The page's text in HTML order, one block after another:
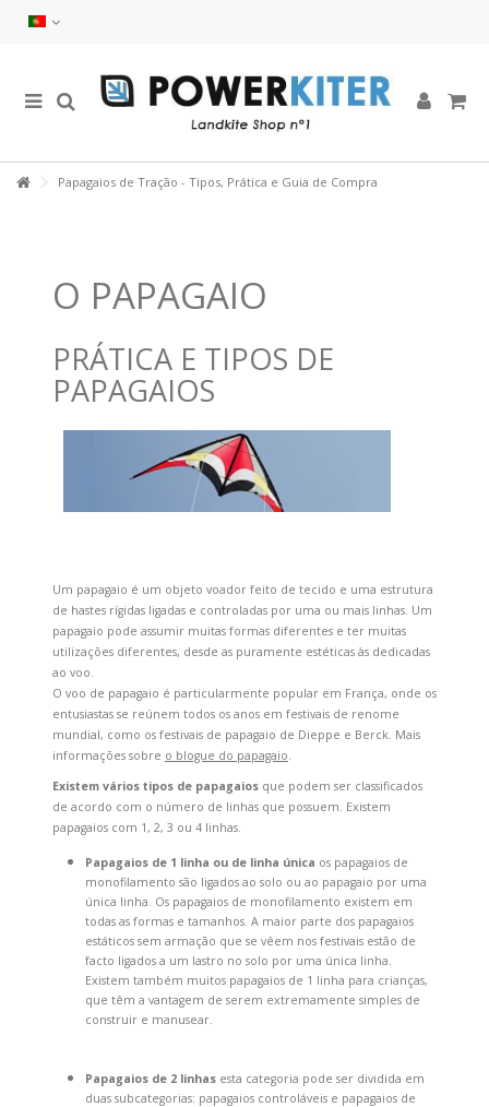
Papagaios de Tração - Tipos, Prática e Guia de Compra
O PAPAGAIO
PRÁTICA E TIPOS DE
PAPAGAIOS
Um papagaio é um objeto voador feito de tecido e uma estrutura
de hastes rígidas ligadas e controladas por uma ou mais linhas. Um
papagaio pode assumir muitas formas diferentes e ter muitas
utilizações diferentes, desde as puramente estéticas às dedicadas
ao voo.
O voo de papagaio é particularmente popular em França, onde os
entusiastas se reúnem todos os anos em festivais de renome
mundial, como os festivais de papagaio de Dieppe e Berck. Mais
informações sobre o blogue do papagaio.
Existem vários tipos de papagaios que podem ser classificados
de acordo com o número de linhas que possuem. Existem
papagaios com 1, 2, 3 ou 4 linhas.
Papagaios de 1 linha ou de linha única os papagaios de
monofilamento são ligados ao solo ou ao papagaio por uma
única linha. Os papagaios de monofilamento existem em
todas as formas e tamanhos. A maior parte dos papagaios
estáticos sem armação que se vêem nos festivais estão de
facto ligados a um lastro no solo por uma única linha.
Existem também muitos papagaios de 1 linha para crianças,
que têm a vantagem de serem extremamente simples de
construir e manusear.
Papagaios de 2 linhas esta categoria pode ser dividida em
duas subcategorias: papagaios controláveis e papagaios de